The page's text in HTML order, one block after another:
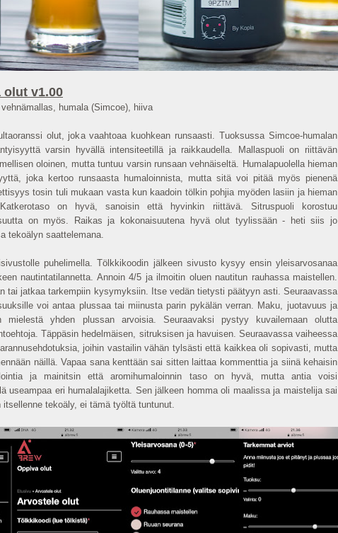
olut v1.00
humala (Simcoe), hiiva
olut, joka vaahtoaa kuohkean runsaasti. Tuoksussa Simcoe-humalan
varsin hyvällä intensiteetillä ja raikkaudella. Mallaspuoli on riittävän
oloinen, mutta tuntuu varsin runsaan vehnäiseltä. Humalapuolella hieman
joka kertoo runsaasta humaloinnista, mutta sitä voi pitää myös pienenä
tosin tuli mukaan vasta kun kaadoin tölkin pohjia myöden lasiin ja hieman
on hyvä, sanoisin että hyvinkin riittävä. Sitruspuoli korostuu
on myös. Raikas ja kokonaisuutena hyvä olut tyylissään - heti siis jo
tekoälyn saattelemana.
puhelimella. Tölkkikoodin jälkeen sivusto kysyy ensin yleisarvosanaa
nautintatilannetta. Annoin 4/5 ja ilmoitin oluen nautitun rauhassa maistellen.
tai jatkaa tarkempiin kysymyksiin. Itse vedän tietysti päätyyn asti. Seuraavassa
voi antaa plussaa tai miinusta parin pykälän verran. Maku, juotavuus ja
mielestä yhden plussan arvoisia. Seuraavaksi pystyy kuvailemaan olutta
Täppäsin hedelmäisen, sitruksisen ja havuisen. Seuraavassa vaiheessa
joihin vastailin vähän tylsästi että kaikkea oli sopivasti, mutta
näillä. Vapaa sana kenttään sai sitten laittaa kommenttia ja siinä kehaisin
ja mainitsin että aromihumaloinnin taso on hyvä, mutta antia voisi
useampaa eri humalalajiketta. Sen jälkeen homma oli maalissa ja maistelija sai
tekoäly, ei tämä työltä tuntunut.